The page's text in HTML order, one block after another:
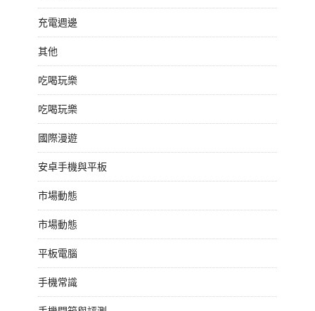
充電週邊
其他
吃喝玩樂
吃喝玩樂
國際漫遊
安卓手機與平板
市場動態
市場動態
平板電腦
手機常識